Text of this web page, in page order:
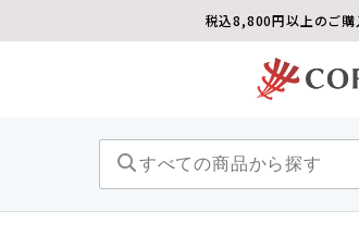
税込8,800円以上のご